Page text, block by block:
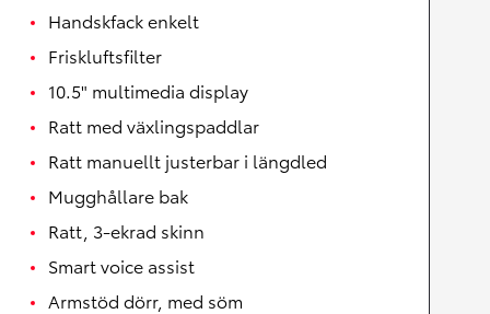
Handskfack enkelt
Friskluftsfilter
10.5" multimedia display
Ratt med växlingspaddlar
Ratt manuellt justerbar i längdled
Mugghållare bak
Ratt, 3-ekrad skinn
Smart voice assist
Armstöd dörr, med söm